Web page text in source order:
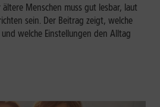
Menschen muss gut lesbar, laut
sein. Der Beitrag zeigt, welche
welche Einstellungen den Alltag